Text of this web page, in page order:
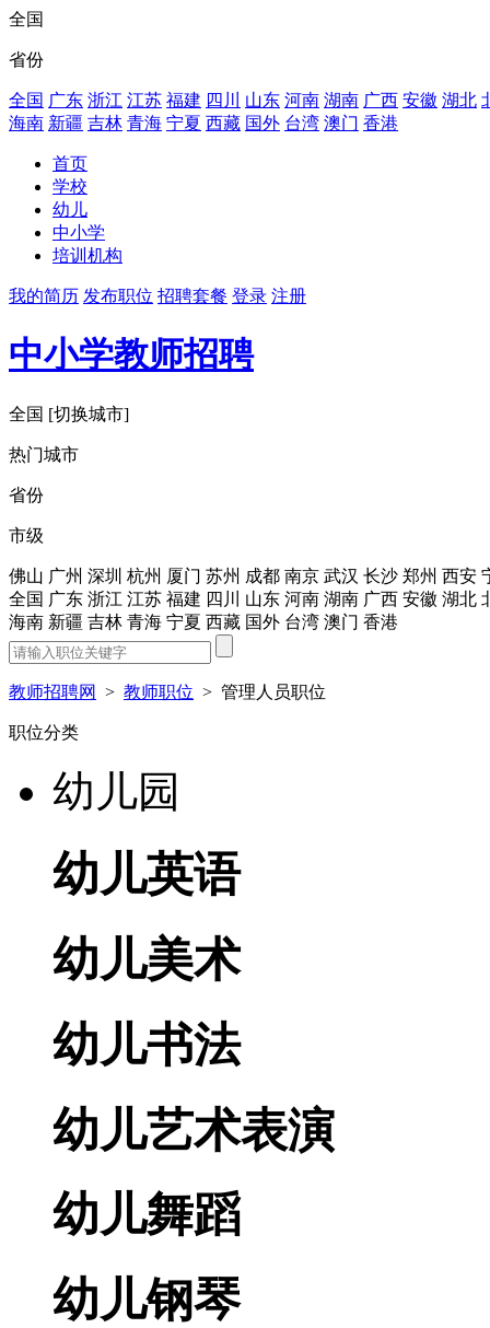
全国
省份
全国 广东 浙江 江苏 福建 四川 山东 河南 湖南 广西 安徽 湖北
海南 新疆 吉林 青海 宁夏 西藏 国外 台湾 澳门 香港
首页
学校
幼儿
中小学
培训机构
我的简历 发布职位 招聘套餐 登录 注册
中小学教师招聘
全国 [切换城市]
热门城市
省份
市级
佛山 广州 深圳 杭州 厦门 苏州 成都 南京 武汉 长沙 郑州 西安
全国 广东 浙江 江苏 福建 四川 山东 河南 湖南 广西 安徽 湖北
海南 新疆 吉林 青海 宁夏 西藏 国外 台湾 澳门 香港
教师招聘网 > 教师职位 > 管理人员职位
职位分类
幼儿园
幼儿英语
幼儿美术
幼儿书法
幼儿艺术表演
幼儿舞蹈
幼儿钢琴